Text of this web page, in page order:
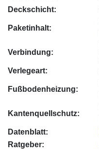
Deckschicht:
Paketinhalt:
Verbindung:
Verlegeart:
Fußbodenheizung:
Kantenquellschutz:
Datenblatt:
Ratgeber: